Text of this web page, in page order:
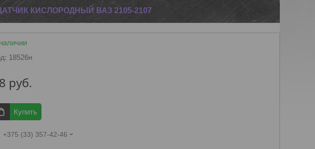
КИСЛОРОДНЫЙ ВАЗ 2105-2107
18526н
руб.
Купить
+375 (33) 357-42-46